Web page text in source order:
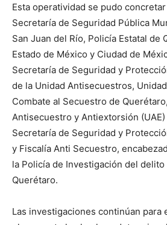
Esta operatividad se pudo
Secretaría de Seguridad Pública
San Juan del Río, Policía Estatal de
Estado de México y Ciudad de
Secretaría de Seguridad y
de la Unidad Antisecuestros,
Combate al Secuestro de
Antisecuestro y Antiextorsión
Secretaría de Seguridad y
y Fiscalía Anti Secuestro,
la Policía de Investigación del delito
Querétaro.
Las investigaciones continúan para